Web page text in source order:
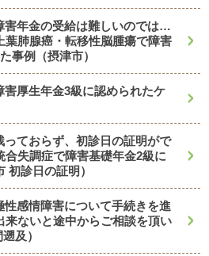
害年金の受給は難しいのでは…
葉肺腺癌・転移性脳腫瘍で障害
事例（摂津市）
害厚生年金3級に認められたケ
っておらず、初診日の証明がで
合失調症で障害基礎年金2級に
初診日の証明）
性感情障害について手続きを進
来ないと途中からご相談を頂い
及）